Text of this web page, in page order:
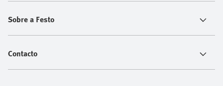
Sobre a Festo
Contacto